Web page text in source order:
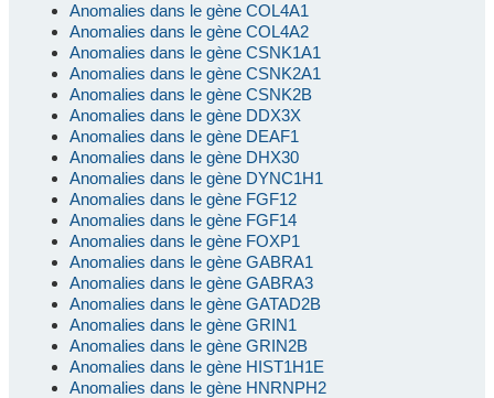
Anomalies dans le gène COL4A1
Anomalies dans le gène COL4A2
Anomalies dans le gène CSNK1A1
Anomalies dans le gène CSNK2A1
Anomalies dans le gène CSNK2B
Anomalies dans le gène DDX3X
Anomalies dans le gène DEAF1
Anomalies dans le gène DHX30
Anomalies dans le gène DYNC1H1
Anomalies dans le gène FGF12
Anomalies dans le gène FGF14
Anomalies dans le gène FOXP1
Anomalies dans le gène GABRA1
Anomalies dans le gène GABRA3
Anomalies dans le gène GATAD2B
Anomalies dans le gène GRIN1
Anomalies dans le gène GRIN2B
Anomalies dans le gène HIST1H1E
Anomalies dans le gène HNRNPH2